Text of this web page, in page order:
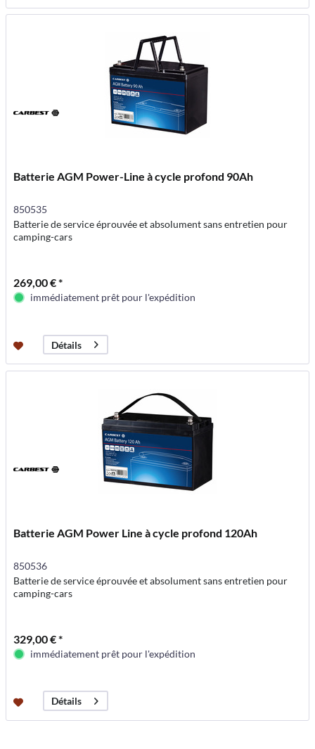
Batterie AGM Power-Line à cycle profond 90Ah
850535
Batterie de service éprouvée et absolument sans entretien pour
camping-cars
269,00 € *
immédiatement prêt pour l'expédition
Détails
Batterie AGM Power Line à cycle profond 120Ah
850536
Batterie de service éprouvée et absolument sans entretien pour
camping-cars
329,00 € *
immédiatement prêt pour l'expédition
Détails